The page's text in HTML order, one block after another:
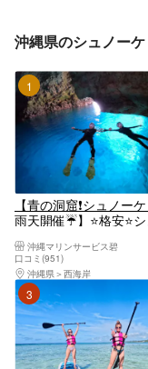
沖縄県のシュノー
1位
【青の洞窟❗️シュノー
雨天開催☔️】⭐️格安⭐️
方大歓迎☆シャワード
完備！
沖縄マリンサービス碧
口コミ(951)
沖縄県
西海岸